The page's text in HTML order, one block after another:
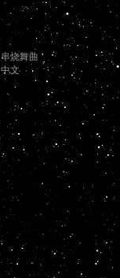
串烧舞曲
中文